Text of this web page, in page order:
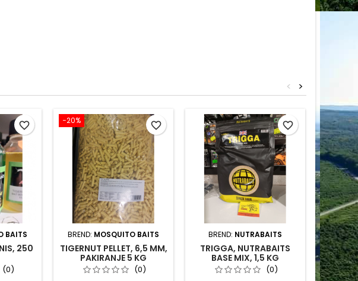
>
<
BAITS
250
(0)
favorite_border −20%
BREND: MOSQUITO BAITS
TIGERNUT PELLET, 6,5 MM,
PAKIRANJE 5 KG
(0)
favorite_border
BREND: NUTRABAITS
TRIGGA, NUTRABAITS
BASE MIX, 1,5 KG
(0)
favorite_border